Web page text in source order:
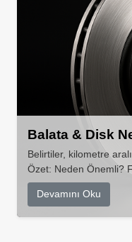
Balata & Disk
Belirtiler, kilometre
Özet: Neden Önemli?
Devamını Oku